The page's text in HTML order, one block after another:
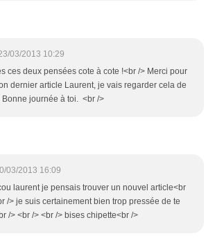
03/2013 10:29
ces deux pensées cote à cote !<br /> Merci pour
dernier article Laurent, je vais regarder cela de
Bonne journée à toi. <br />
03/2013 16:09
laurent je pensais trouver un nouvel article<br
/> je suis certainement bien trop pressée de te
/> <br /> <br /> bises chipette<br />